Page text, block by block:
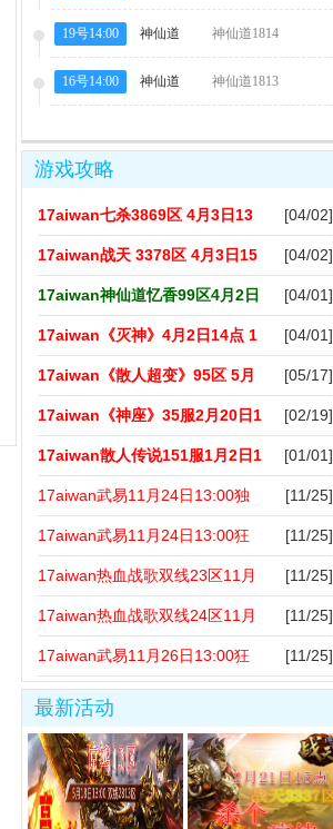
区
19号14:00
神仙道
神仙道1814
区
16号14:00
神仙道
神仙道1813
区
游戏攻略
[04/02]
17aiwan七杀3869区 4月3日13
[04/02]
17aiwan战天 3378区 4月3日15
[04/01]
17aiwan神仙道忆香99区4月2日
[04/01]
17aiwan《灭神》4月2日14点 1
[05/17]
17aiwan《散人超变》95区 5月
[02/19]
17aiwan《神座》35服2月20日1
[01/01]
17aiwan散人传说151服1月2日1
[11/25]
17aiwan武易11月24日13:00独
[11/25]
17aiwan武易11月24日13:00狂
[11/25]
17aiwan热血战歌双线23区11月
[11/25]
17aiwan热血战歌双线24区11月
[11/25]
17aiwan武易11月26日13:00狂
最新活动